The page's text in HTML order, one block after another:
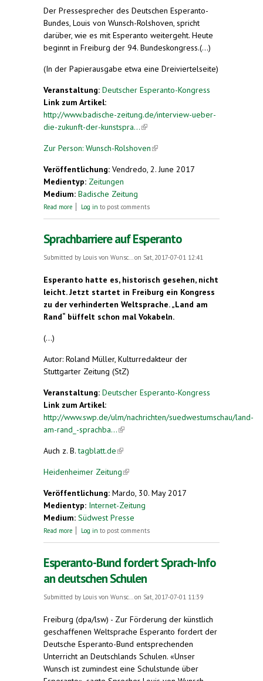
Der Pressesprecher des Deutschen Esperanto-
Bundes, Louis von Wunsch-Rolshoven, spricht
darüber, wie es mit Esperanto weitergeht. Heute
beginnt in Freiburg der 94. Bundeskongress.(...)
(In der Papierausgabe etwa eine Dreiviertelseite)
Veranstaltung: Deutscher Esperanto-Kongress
Link zum Artikel:
http://www.badische-zeitung.de/interview-ueber-
die-zukunft-der-kunstspra...(link is external)
Zur Person: Wunsch-Rolshoven(link is external)
Veröffentlichung: Vendredo, 2. June 2017
Medientyp: Zeitungen
Medium: Badische Zeitung
Read more about Bundeskongress in Freiburg. Interview über
Log in to post comments
Sprachbarriere auf Esperanto
Submitted by Louis von Wunsc... on Sat, 2017-07-01 12:41
Esperanto hatte es, historisch gesehen, nicht
leicht. Jetzt startet in Freiburg ein Kongress
zu der verhinderten Weltsprache. „Land am
Rand“ büffelt schon mal Vokabeln.
(...)
Autor: Roland Müller, Kulturredakteur der
Stuttgarter Zeitung (StZ)
Veranstaltung: Deutscher Esperanto-Kongress
Link zum Artikel:
http://www.swp.de/ulm/nachrichten/suedwestumschau/land-
am-rand_-sprachba...(link is external)
Auch z. B.tagblatt.de(link is external)
Heidenheimer Zeitung(link is external)
Veröffentlichung: Mardo, 30. May 2017
Medientyp: Internet-Zeitung
Medium: Südwest Presse
Read more about Sprachbarriere auf Esperanto
Log in to post comments
Esperanto-Bund fordert Sprach-Info
an deutschen Schulen
Submitted by Louis von Wunsc... on Sat, 2017-07-01 11:39
Freiburg (dpa/lsw) - Zur Förderung der künstlich
geschaffenen Weltsprache Esperanto fordert der
Deutsche Esperanto-Bund entsprechenden
Unterricht an Deutschlands Schulen. «Unser
Wunsch ist zumindest eine Schulstunde über